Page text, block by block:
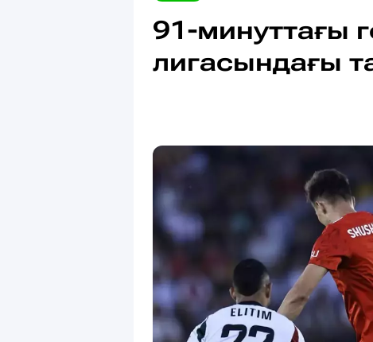
91-минуттағы
лигасындағы